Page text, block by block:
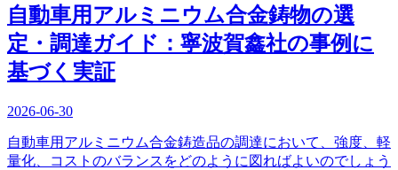
自動車用アルミニウム合金鋳物の選
定・調達ガイド：寧波賀鑫社の事例に
基づく実証
2026-06-30
自動車用アルミニウム合金鋳造品の調達において、強度、軽
量化、コストのバランスをどのように図ればよいのでしょう